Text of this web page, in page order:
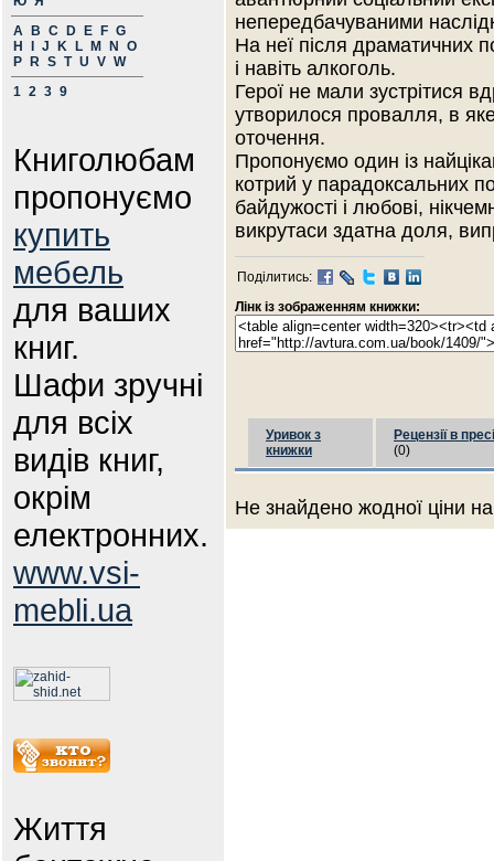
A
B C D E F G
H
J K L M N
O
P
R S T U V W
1 2 3 9
Книголюбам
пропонуємо
купить
мебель
для ваших
книг.
Шафи зручні
для всіх
видів книг,
окрім
електронних.
www.vsi-
mebli.ua
Життя
непередбачуваними
На неї після драматичних
і навіть алкоголь.
Герої не мали зустрітися
утворилося провалля, в
оточення.
Пропонуємо один із
котрий у парадоксальних
байдужості і любові,
викрутаси здатна доля,
Поділитись:
Лінк із зображенням книжки:
Уривок з
книжки
Рецензії в пресі
(0)
Не знайдено жодної ціни